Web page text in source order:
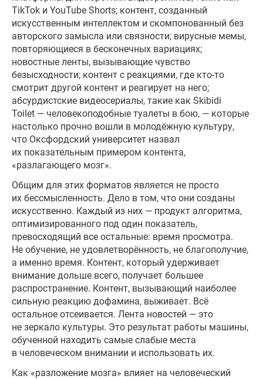
TikTok и YouTube Shorts; контент, созданный
искусственным интеллектом и скомпонованный без
авторского замысла или связности; вирусные мемы,
повторяющиеся в бесконечных вариациях;
новостные ленты, вызывающие чувство
безысходности; контент с реакциями, где кто-то
смотрит другой контент и реагирует на него;
абсурдистские видеосериалы, такие как Skibidi
Toilet — человекоподобные туалеты в бою, — которые
настолько прочно вошли в молодёжную культуру,
что Оксфордский университет назвал
их показательным примером контента,
«разлагающего мозг».
Общим для этих форматов является не просто
их бессмысленность. Дело в том, что они созданы
искусственно. Каждый из них — продукт алгоритма,
оптимизированного под один показатель,
превосходящий все остальные: время просмотра.
Не обучение, не удовлетворённость, не благополучие,
а именно время. Контент, который удерживает
внимание дольше всего, получает большее
распространение. Контент, вызывающий наиболее
сильную реакцию дофамина, выживает. Всё
остальное отсеивается. Лента новостей — это
не зеркало культуры. Это результат работы машины,
обученной находить самые слабые места
в человеческом внимании и использовать их.
Как «разложение мозга» влияет на человеческий